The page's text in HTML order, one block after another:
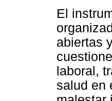
El
abiertas
laboral,
salud en